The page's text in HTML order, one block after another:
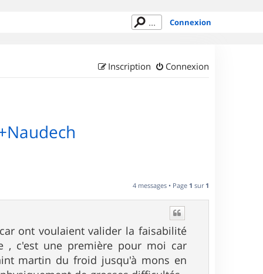
Connexion
Connexion
Inscription
4 messages • Page 1 sur 1
ont voulaient valider la faisabilité
, c'est une première pour moi car
martin du froid jusqu'à mons en